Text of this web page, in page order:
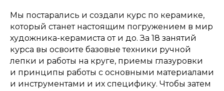
Мы постарались и создали курс по керамике,
который станет настоящим погружением в мир
художника-керамиста от и до. За 18 занятий
курса вы освоите базовые техники ручной
лепки и работы на круге, приемы глазуровки
и принципы работы с основными материалами
и инструментами и их специфику. Чтобы затем